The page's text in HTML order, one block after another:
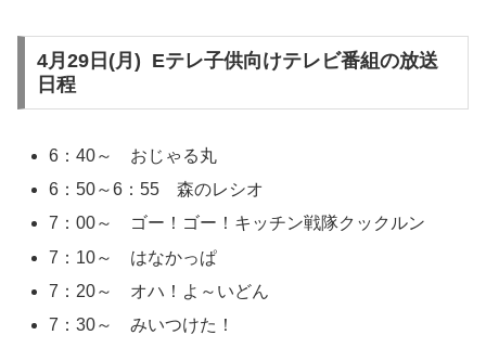
4月29日(月) Eテレ子供向けテレビ番組の放送
日程
6：40～ おじゃる丸
6：50～6：55 森のレシオ
7：00～ ゴー！ゴー！キッチン戦隊クックルン
7：10～ はなかっぱ
7：20～ オハ！よ～いどん
7：30～ みいつけた！